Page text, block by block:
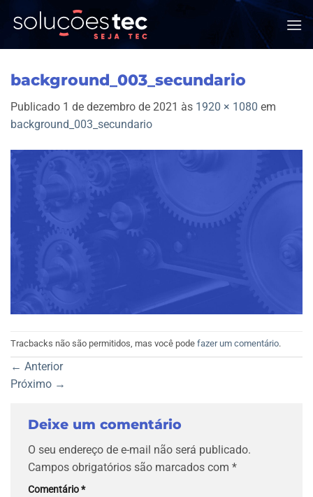
background_003_secundario
Publicado 1 de dezembro de 2021 às 1920 × 1080 em
background_003_secundario
Tracbacks não são permitidos, mas você pode fazer um comentário.
← Anterior
Próximo →
Deixe um comentário
O seu endereço de e-mail não será publicado.
Campos obrigatórios são marcados com *
Comentário*